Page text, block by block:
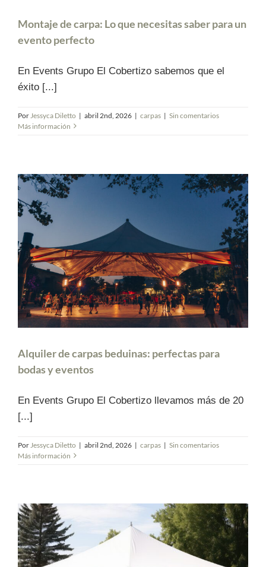
Montaje de carpa: Lo que necesitas saber para un
evento perfecto
En Events Grupo El Cobertizo sabemos que el
éxito [...]
Por Jessyca Diletto | abril 2nd, 2026 | carpas | Sin comentarios
Más información
Alquiler de carpas beduinas: perfectas para
bodas y eventos
En Events Grupo El Cobertizo llevamos más de 20
[...]
Por Jessyca Diletto | abril 2nd, 2026 | carpas | Sin comentarios
Más información